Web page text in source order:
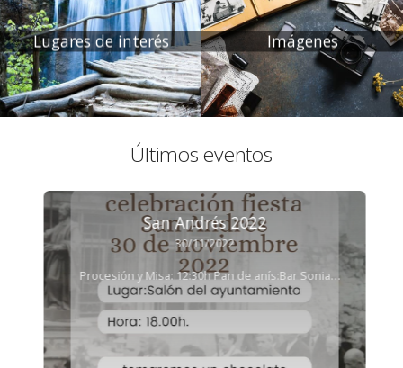
Lugares de interés Imágenes
Últimos eventos
San Andrés 2022
30/11/2022
Procesión y Misa: 12:30h Pan de anís:Bar Sonia
13:30h - 14:00h aprox. Por la tarde chocolatada Llega
San Andrés, nuestro Patrón de Zazuar, por eso
para celebrarlo haremos un chocolate en el salón
del Ayuntamiento y después juegos para todos.